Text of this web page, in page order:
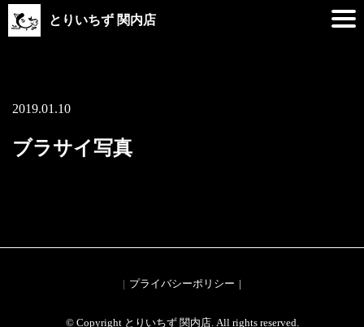
とりいちず 関内店
2019.01.10
ブラサイ写真
プライバシーポリシー
© Copyright とりいちず 関内店. All rights reserved.